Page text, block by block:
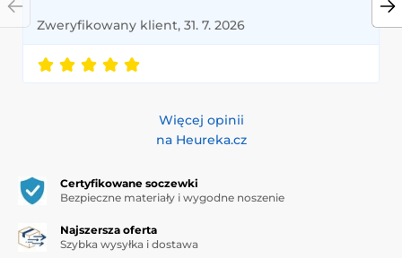
Zweryfikowany klient, 31. 7. 2026
Więcej opinii
na Heureka.cz
Certyfikowane soczewki
Bezpieczne materiały i wygodne noszenie
Najszersza oferta
Szybka wysyłka i dostawa